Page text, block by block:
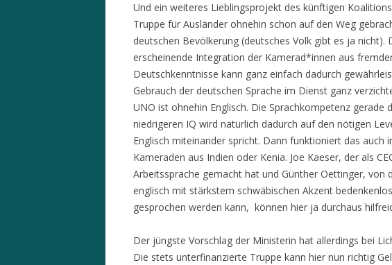
Und ein weiteres Lieblingsprojekt des künftigen
Truppe für Ausländer ohnehin schon auf den Weg
deutschen Bevölkerung (deutsches Volk gibt es ja
erscheinende Integration der Kamerad*innen aus
Deutschkenntnisse kann ganz einfach dadurch
Gebrauch der deutschen Sprache im Dienst ganz
UNO ist ohnehin Englisch. Die Sprachkompetenz
niedrigeren IQ wird natürlich dadurch auf den nötigen
Englisch miteinander spricht. Dann funktioniert das auch
Kameraden aus Indien oder Kenia. Joe Kaeser, der als
Arbeitssprache gemacht hat und Günther Oettinger, von
englisch mit stärkstem schwäbischen Akzent
gesprochen werden kann, können hier ja durchaus
Der jüngste Vorschlag der Ministerin hat allerdings bei
Die stets unterfinanzierte Truppe kann hier nun richtig